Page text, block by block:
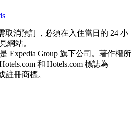
取消預訂，必須在入住當日的 24 小
網站。
Expedia Group 旗下公司。著作權所
Hotels.com 和 Hotels.com 標誌為
註冊商標。